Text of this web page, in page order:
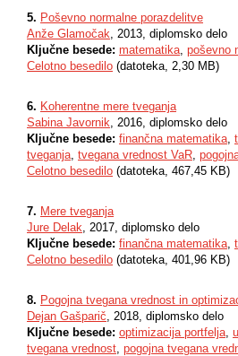
5. Poševno normalne porazdelitve
Anže Glamočak, 2013, diplomsko delo
Ključne besede: matematika, poševno
Celotno besedilo (datoteka, 2,30 MB)
6. Koherentne mere tveganja
Sabina Javornik, 2016, diplomsko delo
Ključne besede: finančna matematika,
tveganja, tvegana vrednost VaR,
Celotno besedilo (datoteka, 467,45 KB)
7. Mere tveganja
Jure Delak, 2017, diplomsko delo
Ključne besede: finančna matematika,
Celotno besedilo (datoteka, 401,96 KB)
8. Pogojna tvegana vrednost in
Dejan Gašparič, 2018, diplomsko delo
Ključne besede: optimizacija portfelja,
tvegana vrednost, pogojna tvegana